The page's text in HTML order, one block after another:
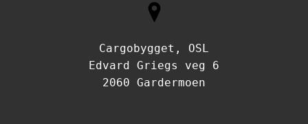
Cargobygget, OSL
Edvard Griegs veg 6
2060 Gardermoen